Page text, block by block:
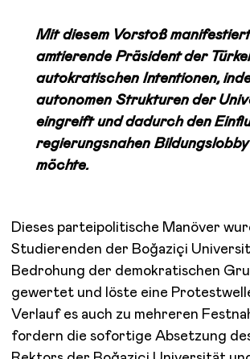
Mit diesem Vorstoß
amtierende Präsident der
autokratischen Intentionen,
autonomen Strukturen der
eingreift und dadurch den
regierungsnahen
möchte.
Dieses parteipolitische Manöver
Studierenden der Boğaziçi
Bedrohung der demokratischen
gewertet und löste eine
Verlauf es auch zu mehreren
fordern die sofortige Absetzung